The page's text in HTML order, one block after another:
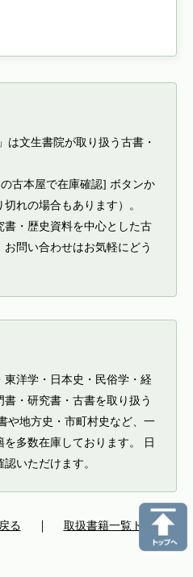
は文生書院が取り扱う古書・
古本屋で在庫確認] ボタンか
れの場合もあります）。
・歴史資料を中心とした古
問い合わせはお気軽にどう
洋学・日本史・民俗学・経
・研究書・古書を取り扱う
や地方史・市町村史など、一
多数在庫しております。 日
いただけます。
る 取扱書籍一覧トップ